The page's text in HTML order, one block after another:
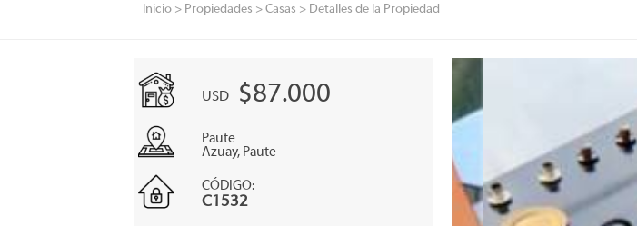
Inicio > Propiedades > Casas > Detalles de la Propiedad
USD $87.000
Paute
Azuay, Paute
CÓDIGO:
C1532